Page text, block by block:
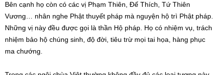
Bên cạnh họ còn có các vị Phạm Thiên, Đế Thích, Tứ Thiên
Vương… nhân nghe Phật thuyết pháp mà nguyện hộ trì Phật pháp.
Những vị này đều được gọi là thần Hộ pháp. Họ có nhiệm vụ, trách
nhiệm bảo hộ chúng sinh, độ đời, tiêu trừ mọi tai họa, hàng phục
ma chướng.